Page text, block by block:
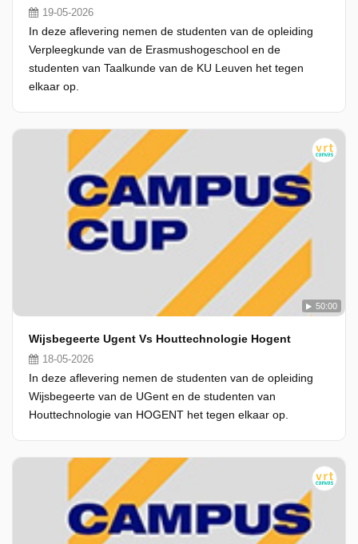
19-05-2026
In deze aflevering nemen de studenten van de opleiding
Verpleegkunde van de Erasmushogeschool en de
studenten van Taalkunde van de KU Leuven het tegen
elkaar op.
50:00
Wijsbegeerte Ugent Vs Houttechnologie Hogent
18-05-2026
In deze aflevering nemen de studenten van de opleiding
Wijsbegeerte van de UGent en de studenten van
Houttechnologie van HOGENT het tegen elkaar op.